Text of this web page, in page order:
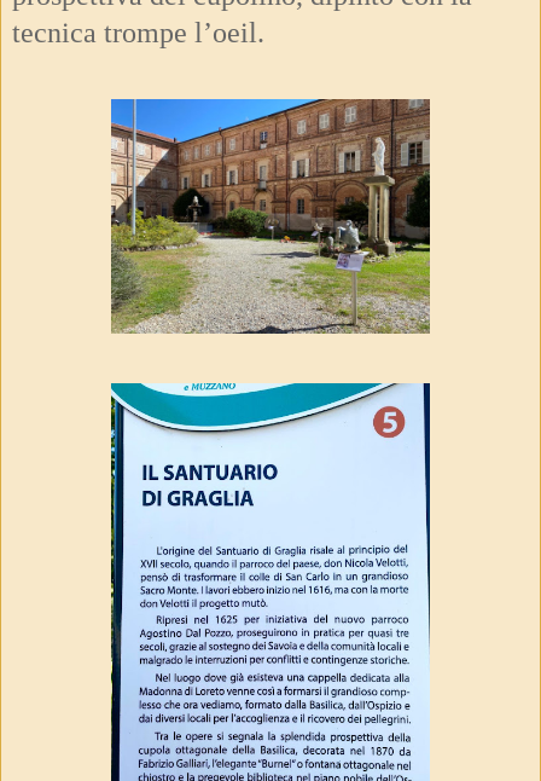
tecnica trompe l’oeil.